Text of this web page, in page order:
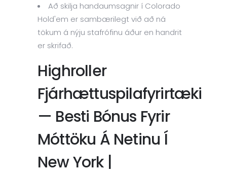
Að skilja handaumsagnir í Colorado
Hold'em er sambærilegt við að ná
tökum á nýju stafrófinu áður en handrit
er skrifað.
Highroller
Fjárhættuspilafyrirtæki
— Besti Bónus Fyrir
Móttöku Á Netinu Í
New York |